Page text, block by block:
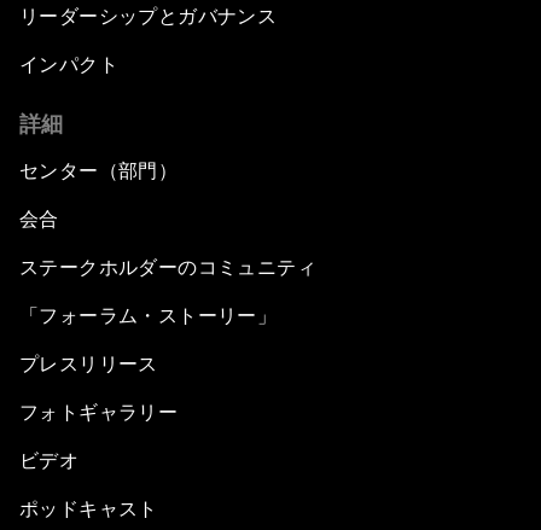
リーダーシップとガバナンス
インパクト
詳細
センター（部門）
会合
ステークホルダーのコミュニティ
「フォーラム・ストーリー」
プレスリリース
フォトギャラリー
ビデオ
ポッドキャスト